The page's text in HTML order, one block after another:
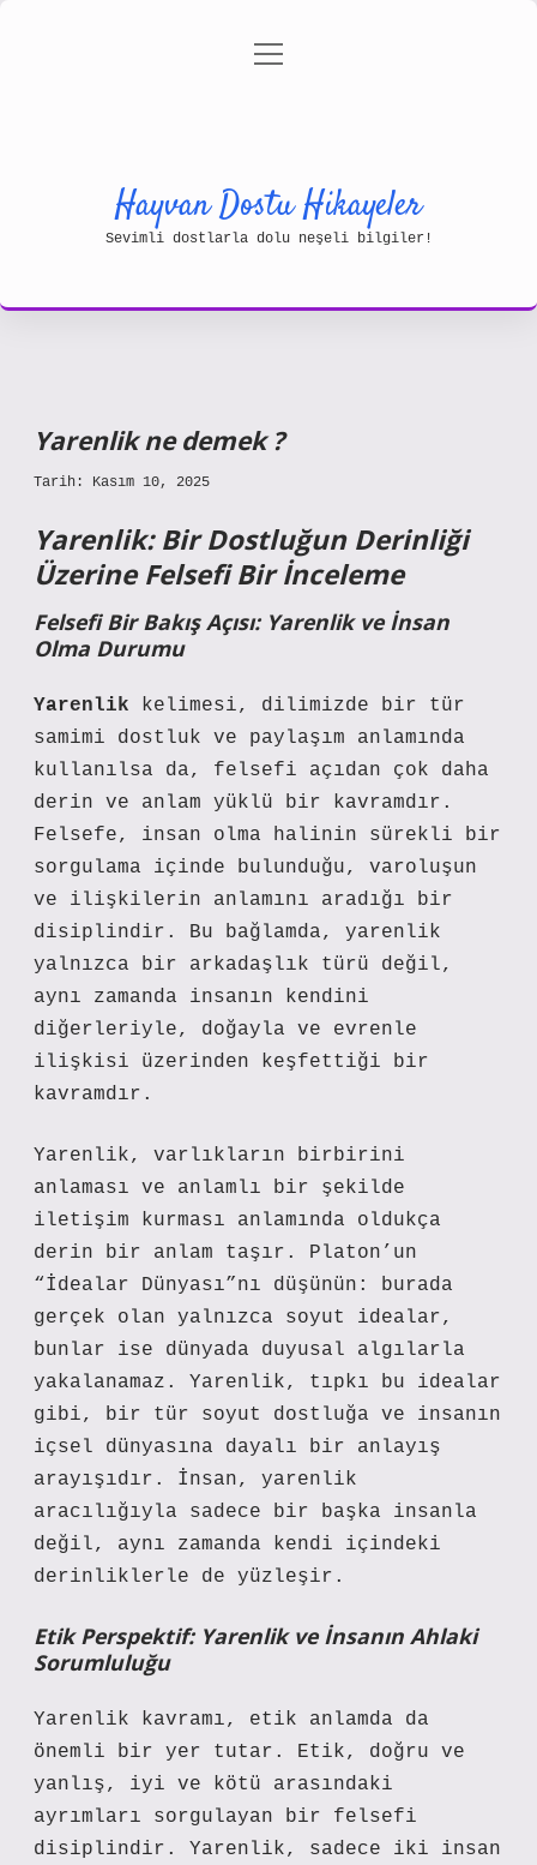
Gizlilik Politikası
menüyü
Hayvan Dostu Hikayeler
Sevimli dostlarla dolu neşeli bilgiler!
Yarenlik ne demek ?
Tarih: Kasım 10, 2025
Yarenlik: Bir Dostluğun Derinliği
Üzerine Felsefi Bir İnceleme
Felsefi Bir Bakış Açısı: Yarenlik ve İnsan
Olma Durumu
Yarenlik kelimesi, dilimizde bir tür
samimi dostluk ve paylaşım anlamında
kullanılsa da, felsefi açıdan çok daha
derin ve anlam yüklü bir kavramdır.
Felsefe, insan olma halinin sürekli bir
sorgulama içinde bulunduğu, varoluşun
ve ilişkilerin anlamını aradığı bir
disiplindir. Bu bağlamda, yarenlik
yalnızca bir arkadaşlık türü değil,
aynı zamanda insanın kendini
diğerleriyle, doğayla ve evrenle
ilişkisi üzerinden keşfettiği bir
kavramdır.
Yarenlik, varlıkların birbirini
anlaması ve anlamlı bir şekilde
iletişim kurması anlamında oldukça
derin bir anlam taşır. Platon’un
“İdealar Dünyası”nı düşünün: burada
gerçek olan yalnızca soyut idealar,
bunlar ise dünyada duyusal algılarla
yakalanamaz. Yarenlik, tıpkı bu idealar
gibi, bir tür soyut dostluğa ve insanın
içsel dünyasına dayalı bir anlayış
arayışıdır. İnsan, yarenlik
aracılığıyla sadece bir başka insanla
değil, aynı zamanda kendi içindeki
derinliklerle de yüzleşir.
Etik Perspektif: Yarenlik ve İnsanın Ahlaki
Sorumluluğu
Yarenlik kavramı, etik anlamda da
önemli bir yer tutar. Etik, doğru ve
yanlış, iyi ve kötü arasındaki
ayrımları sorgulayan bir felsefi
disiplindir. Yarenlik, sadece iki insan